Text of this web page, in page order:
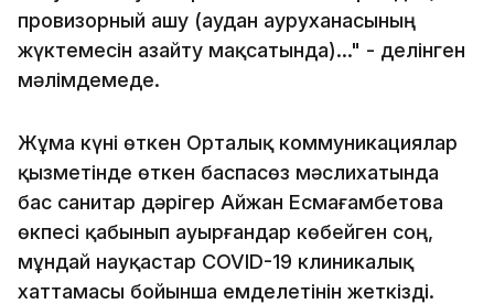
провизорный ашу (аудан ауруханасының
жүктемесін азайту мақсатында)..." - делінген
мәлімдемеде.
Жұма күні өткен Орталық коммуникациялар
қызметінде өткен баспасөз мәслихатында
бас санитар дәрігер Айжан Есмағамбетова
өкпесі қабынып ауырғандар көбейген соң,
мұндай науқастар COVID-19 клиникалық
хаттамасы бойынша емделетінін жеткізді.